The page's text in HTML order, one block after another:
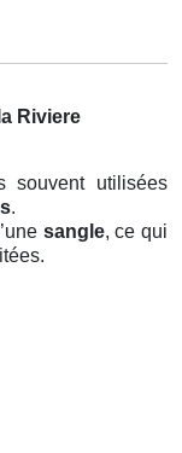
Riviere
souvent utilisées
.
sangle, ce qui